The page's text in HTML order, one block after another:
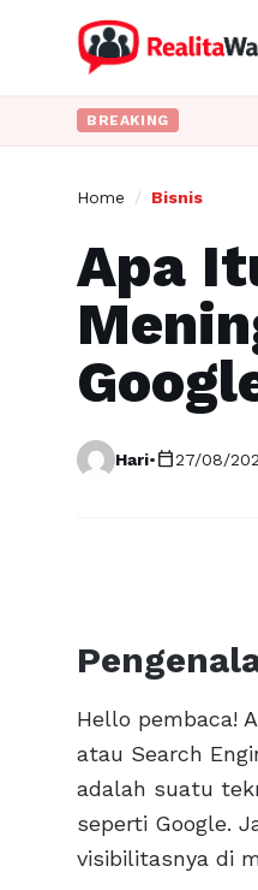
BREAKING
Home / Bisnis
Apa
Hari•calendar_today27/08/
Hello pembaca!
atau Search
adalah suatu
seperti Google.
visibilitasnya di